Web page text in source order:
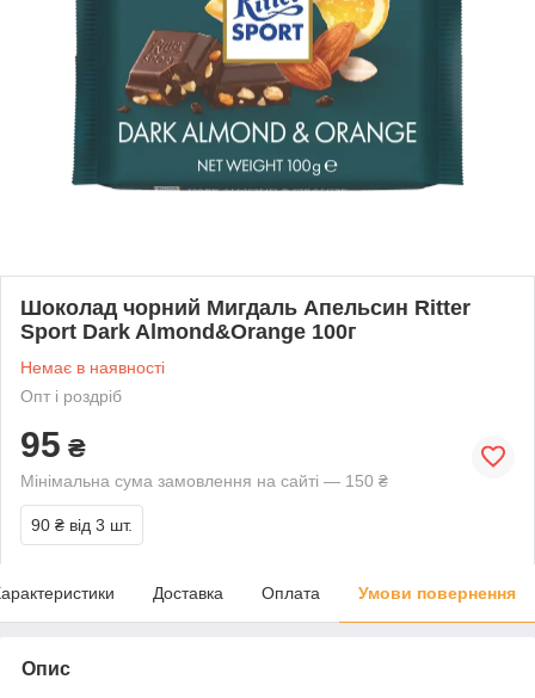
Шоколад чорний Мигдаль Апельсин Ritter
Sport Dark Almond&Orange 100г
Немає в наявності
Опт і роздріб
95 ₴
Мінімальна сума замовлення на сайті — 150 ₴
90 ₴ від 3 шт.
Доставка Оплата Умови повернення
Опис